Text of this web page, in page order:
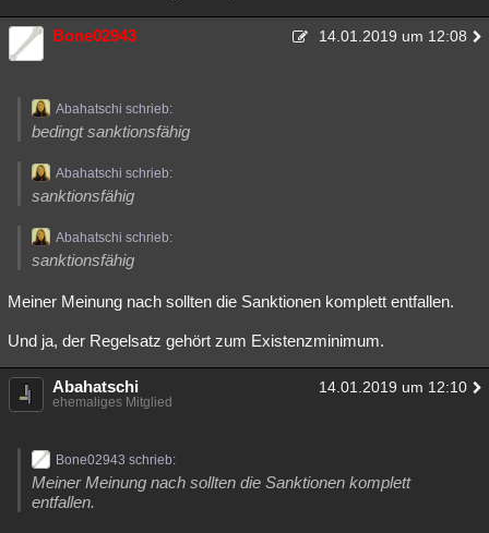
Bone02943 14.01.2019 um 12:08
Abahatschi schrieb:
bedingt sanktionsfähig
Abahatschi schrieb:
sanktionsfähig
Abahatschi schrieb:
sanktionsfähig
Meiner Meinung nach sollten die Sanktionen komplett entfallen.
Und ja, der Regelsatz gehört zum Existenzminimum.
Abahatschi 14.01.2019 um 12:10
ehemaliges Mitglied
Bone02943 schrieb:
Meiner Meinung nach sollten die Sanktionen komplett
entfallen.